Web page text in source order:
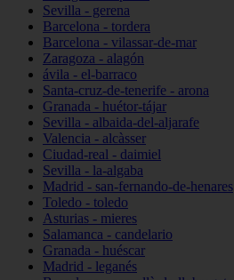
Sevilla - gerena
Barcelona - tordera
Barcelona - vilassar-de-mar
Zaragoza - alagón
ávila - el-barraco
Santa-cruz-de-tenerife - arona
Granada - huétor-tájar
Sevilla - albaida-del-aljarafe
Valencia - alcàsser
Ciudad-real - daimiel
Sevilla - la-algaba
Madrid - san-fernando-de-henares
Toledo - toledo
Asturias - mieres
Salamanca - candelario
Granada - huéscar
Madrid - leganés